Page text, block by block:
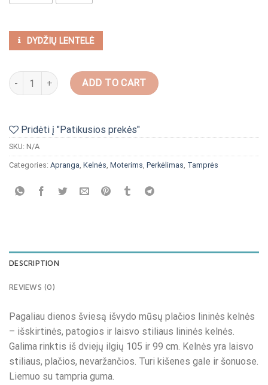
DYDŽIŲ LENTELĖ
Lininės juodos spalvos platėjančios kelnės quantity
ADD TO CART
Pridėti į "Patikusios prekės"
SKU: N/A
Categories: Apranga, Kelnės, Moterims, Perkėlimas, Tamprės
DESCRIPTION
REVIEWS (0)
Pagaliau dienos šviesą išvydo mūsų plačios lininės kelnės
– išskirtinės, patogios ir laisvo stiliaus lininės kelnės.
Galima rinktis iš dviejų ilgių 105 ir 99 cm. Kelnės yra laisvo
stiliaus, plačios, nevaržančios. Turi kišenes gale ir šonuose.
Liemuo su tampria guma.